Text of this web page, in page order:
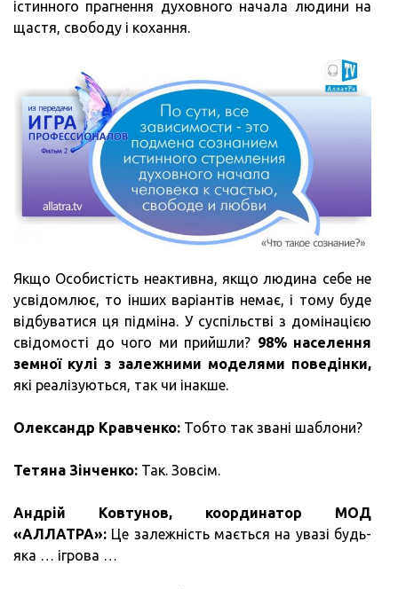
істинного прагнення духовного начала людини на
щастя, свободу і кохання.
Якщо Особистість неактивна, якщо людина себе не
усвідомлює, то інших варіантів немає, і тому буде
відбуватися ця підміна. У суспільстві з домінацією
свідомості до чого ми прийшли? 98% населення
земної кулі з залежними моделями поведінки,
які реалізуються, так чи інакше.
Олександр Кравченко: Тобто так звані шаблони?
Тетяна Зінченко: Так. Зовсім.
Андрій Ковтунов, координатор МОД
«АЛЛАТРА»: Це залежність мається на увазі будь-
яка … ігрова …